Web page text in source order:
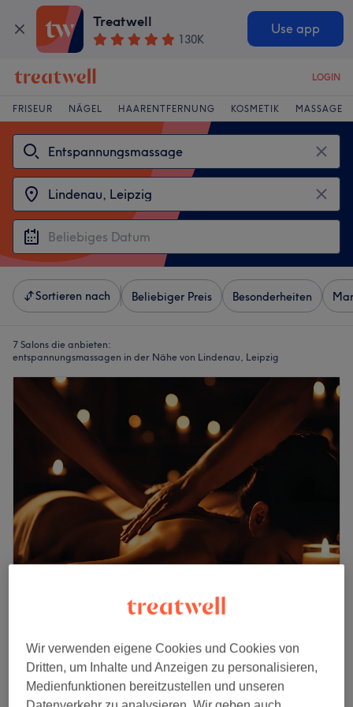
Treatwell
130K
Use app
LOGIN
FRISEUR NÄGEL HAARENTFERNUNG KOSMETIK MASSAGE
Sortieren nach Beliebiger Preis Besonderheiten
7 Salons die anbieten:
entspannungsmassagen in der Nähe von Lindenau, Leipzig
WOHLFÜHLEN ∞ SCHÖNHEIT Plagwitz
Plagwitz, Leipzig
Auf Karte anzeigen
Last Minute
Seelenruhe-Massage - Wohlühlen
leicht gemacht
ab 79,20 €
Wir verwenden eigene Cookies und Cookies von
Dritten, um Inhalte und Anzeigen zu personalisieren,
Medienfunktionen bereitzustellen und unseren